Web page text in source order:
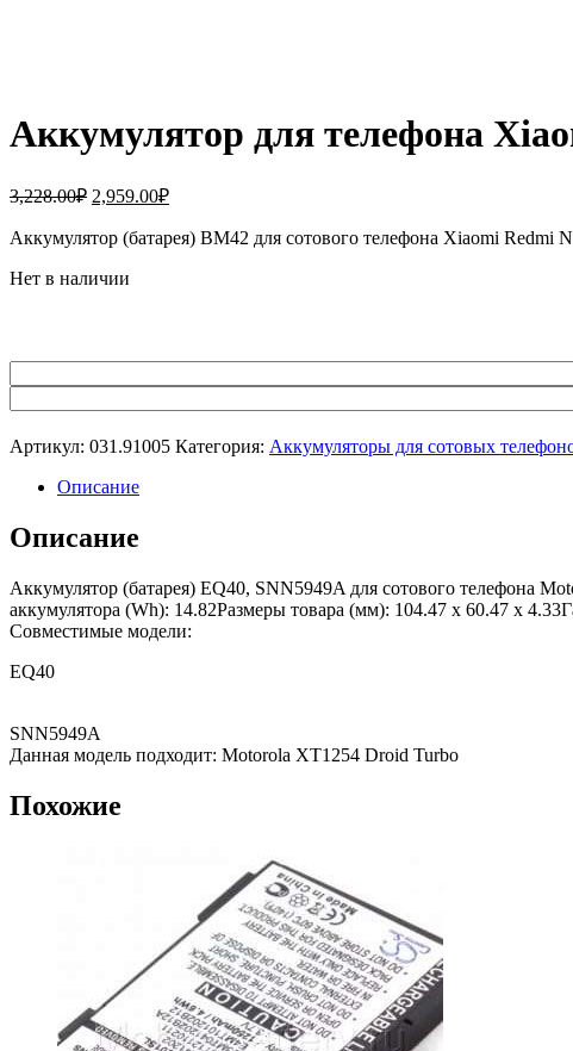
Аккумулятор для телефона
3,228.00₽ Первоначальная
составляла
2,959.00₽Текущая
2,959.00₽.
Аккумулятор (батарея) BM42 для сотового телефона Xiaomi
Нет в наличии
Артикул: 031.91005 Категория: Аккумуляторы для сотовых
Описание
Описание
Аккумулятор (батарея) EQ40, SNN5949A для сотового телефона
аккумулятора (Wh): 14.82Размеры товара (мм): 104.47 x 60.47 x
Совместимые модели:
EQ40
SNN5949A
Данная модель подходит: Motorola XT1254 Droid Turbo
Похожие